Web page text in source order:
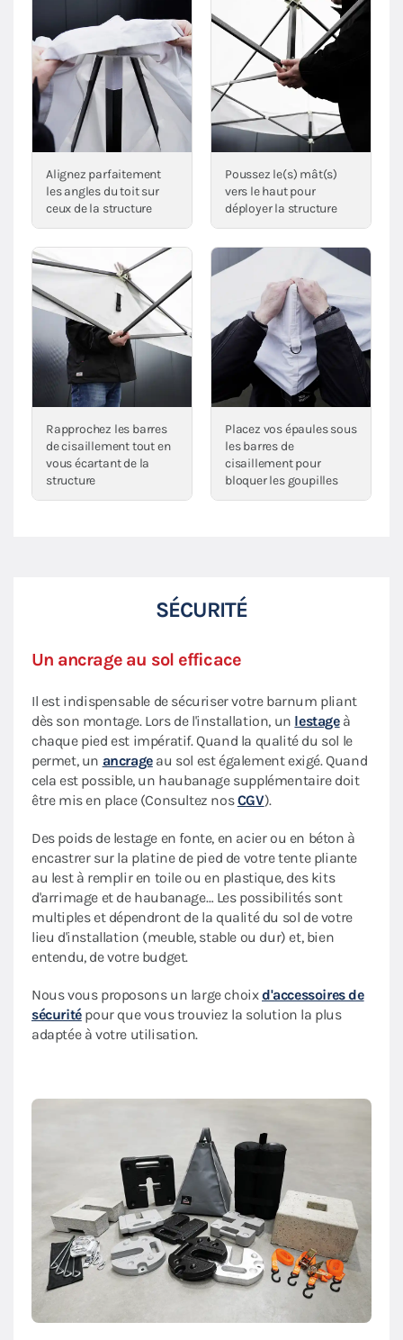
Alignez parfaitement
les angles du toit sur
ceux de la structure
Poussez le(s) mât(s)
vers le haut pour
déployer la structure
Rapprochez les barres
de cisaillement tout en
vous écartant de la
structure
Placez vos épaules sous
les barres de
cisaillement pour
bloquer les goupilles
SÉCURITÉ
Un ancrage au sol efficace
Il est indispensable de sécuriser votre barnum pliant
dès son montage. Lors de l'installation, un lestageà
chaque pied est impératif. Quand la qualité du sol le
permet, un ancrageau sol est également exigé. Quand
cela est possible, un haubanage supplémentaire doit
être mis en place (Consultez nosCGV).
Des poids de lestage en fonte, en acier ou en béton à
encastrer sur la platine de pied de votre tente pliante
au lest à remplir en toile ou en plastique, des kits
d'arrimage et de haubanage… Les possibilités sont
multiples et dépendront de la qualité du sol de votre
lieu d'installation (meuble, stable ou dur) et, bien
entendu, de votre budget.
Nous vous proposons un large choixd'accessoires de
sécuritépour que vous trouviez la solution la plus
adaptée à votre utilisation.